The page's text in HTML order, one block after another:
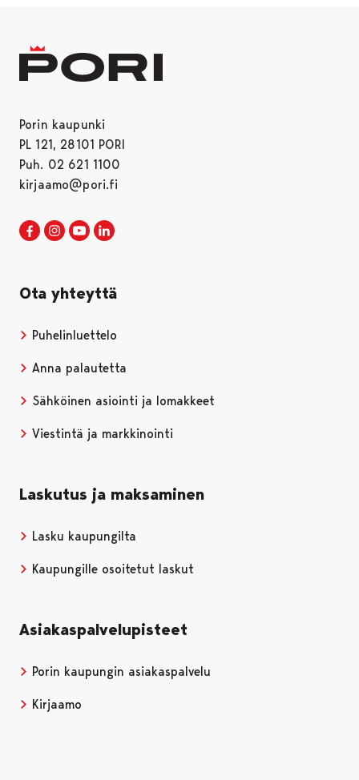
Porin kaupunki
PL 121, 28101 PORI
Puh. 02 621 1100
kirjaamo@pori.fi
Porin kaupunki Facebookissa
Avautuu uudessa välilehdessä
Porin kaupunki Instagramissa
Avautuu uudessa välilehdessä
Porin kaupunki Youtubessa
Avautuu uudessa välilehdessä
Ota yhteyttä
Puhelinluettelo
Anna palautetta
Sähköinen asiointi ja lomakkeet
Viestintä ja markkinointi
Laskutus ja maksaminen
Lasku kaupungilta
Kaupungille osoitetut laskut
Asiakaspalvelupisteet
Porin kaupungin asiakaspalvelu
Kirjaamo